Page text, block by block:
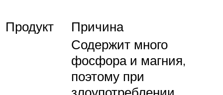
Продукт Причина
Содержит много
фосфора и магния,
поэтому при